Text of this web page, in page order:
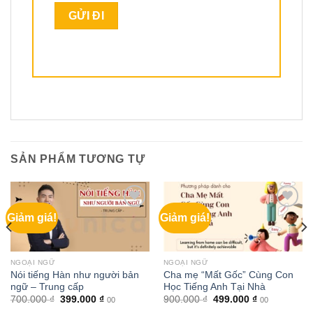
SẢN PHẨM TƯƠNG TỰ
Giảm giá!
NGOẠI NGỮ
Nói tiếng Hàn như người bản
ngữ – Trung cấp
700.000₫ Giá
399.000 ₫Giá
00
Giảm giá!
NGOẠI NGỮ
Cha mẹ “Mất Gốc” Cùng Con
Học Tiếng Anh Tại Nhà
900.000₫ Giá
499.000 ₫Giá
00